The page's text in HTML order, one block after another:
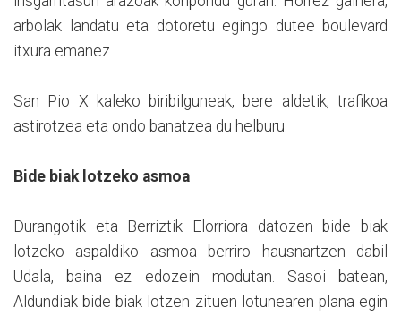
arbolak landatu eta dotoretu egingo dutee boulevard
itxura emanez.
San Pio X kaleko biribilguneak, bere aldetik, trafikoa
astirotzea eta ondo banatzea du helburu.
Bide biak lotzeko asmoa
Durangotik eta Berriztik Elorriora datozen bide biak
lotzeko aspaldiko asmoa berriro hausnartzen dabil
Udala, baina ez edozein modutan. Sasoi batean,
Aldundiak bide biak lotzen zituen lotunearen plana egin